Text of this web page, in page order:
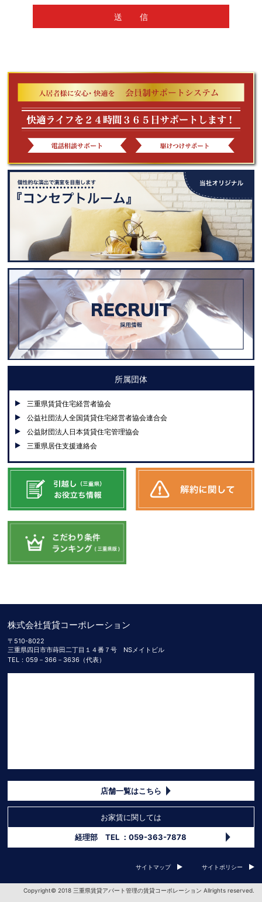
所属団体
三重県賃貸住宅経営者協会
公益社団法人全国賃貸住宅経営者協会連合会
公益財団法人日本賃貸住宅管理協会
三重県居住支援連絡会
株式会社賃貸コーポレーション
〒510-8022
三重県四日市市蒔田二丁目１４番７号 NSメイトビル
TEL：059－366－3636（代表）
店舗一覧はこちら
お家賃に関しては
経理部 TEL ：059-363-7878
サイトマップ サイトポリシー
Copyright© 2018 三重県賃貸アパート管理の賃貸コーポレーション Allrights reserved.